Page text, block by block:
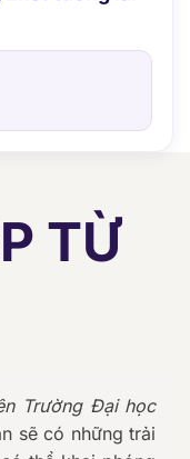
Trường Đại học
Trường Đại học
mỗi người rộng